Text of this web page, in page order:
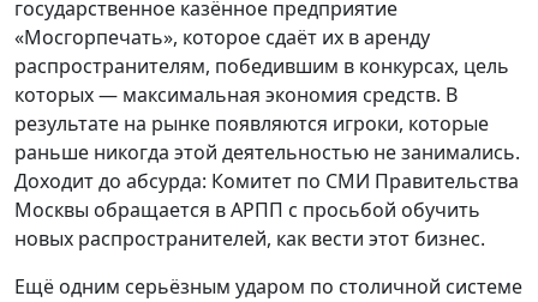
государственное казённое предприятие
«Мосгорпечать», которое сдаёт их в аренду
распространителям, победившим в конкурсах, цель
которых — максимальная экономия средств. В
результате на рынке появляются игроки, которые
раньше никогда этой деятельностью не занимались.
Доходит до абсурда: Комитет по СМИ Правительства
Москвы обращается в АРПП с просьбой обучить
новых распространителей, как вести этот бизнес.
Ещё одним серьёзным ударом по столичной системе